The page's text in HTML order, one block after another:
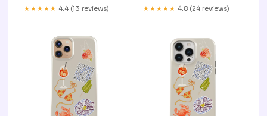
★★★★★ 4.4 (13 reviews) ★★★★★ 4.8 (24 reviews)